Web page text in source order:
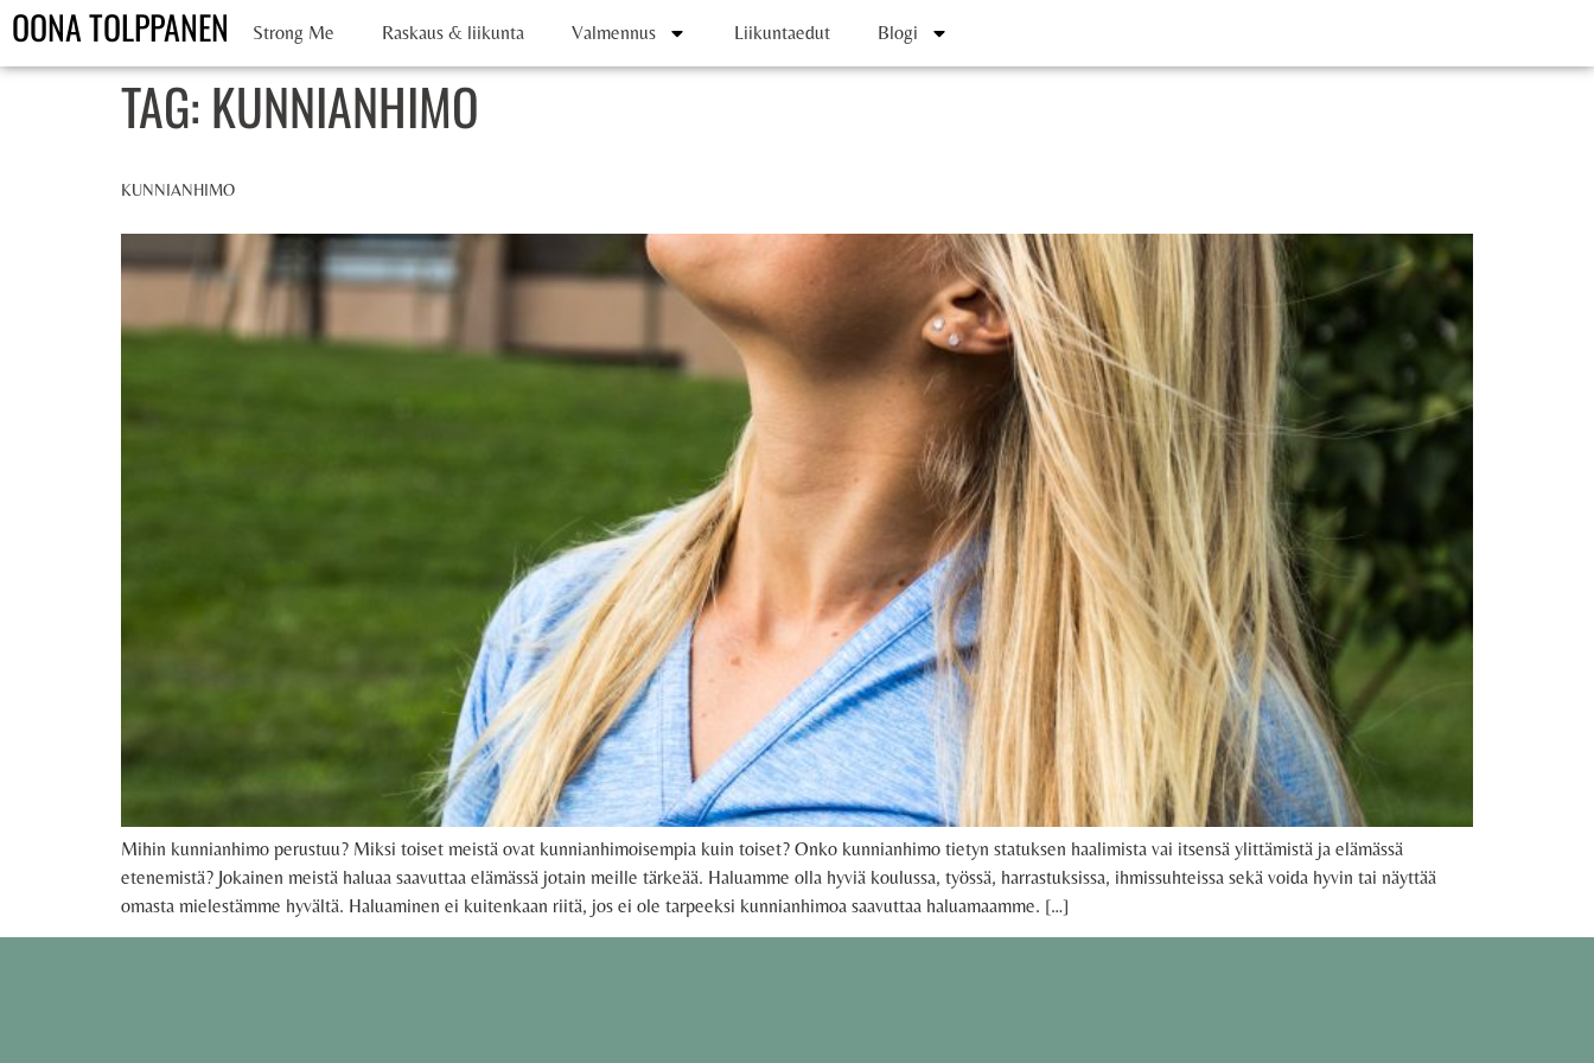
OONA TOLPPANEN Strong Me Raskaus & liikunta Valmennus Liikuntaedut Blogi
TAG: KUNNIANHIMO
KUNNIANHIMO
Mihin kunnianhimo perustuu? Miksi toiset meistä ovat kunnianhimoisempia kuin toiset? Onko kunnianhimo tietyn statuksen haalimista vai itsensä ylittämistä ja elämässä
etenemistä? Jokainen meistä haluaa saavuttaa elämässä jotain meille tärkeää. Haluamme olla hyviä koulussa, työssä, harrastuksissa, ihmissuhteissa sekä voida hyvin tai näyttää
omasta mielestämme hyvältä. Haluaminen ei kuitenkaan riitä, jos ei ole tarpeeksi kunnianhimoa saavuttaa haluamaamme. […]